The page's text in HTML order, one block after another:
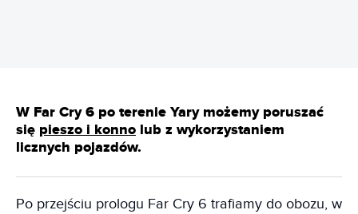
W Far Cry 6 po terenie Yary możemy poruszać
się pieszo i konno lub z wykorzystaniem
licznych pojazdów.
Po przejściu prologu Far Cry 6 trafiamy do obozu, w